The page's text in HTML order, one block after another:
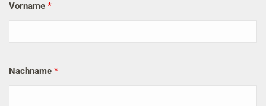
Vorname *
Nachname *